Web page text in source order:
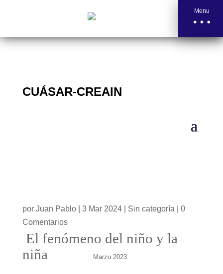
Menu
CUÁSAR-CREAIN
por Juan Pablo| 3 Mar 2024| Sin categoría
0
Comentarios
El fenómeno del niño y la
niña
Marzo 2023